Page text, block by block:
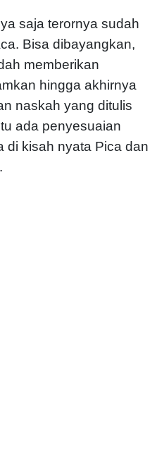
saja terornya sudah
Bisa dibayangkan,
memberikan
hingga akhirnya
naskah yang ditulis
ada penyesuaian
di kisah nyata Pica dan